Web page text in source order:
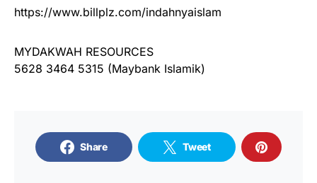
https://www.billplz.com/indahnyaislam
MYDAKWAH RESOURCES
5628 3464 5315 (Maybank Islamik)
Share Tweet